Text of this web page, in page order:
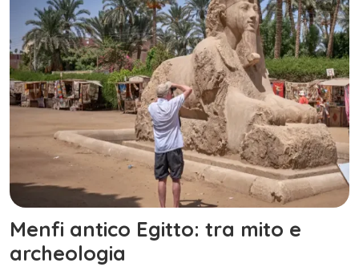
Menfi antico Egitto: tra mito e
archeologia